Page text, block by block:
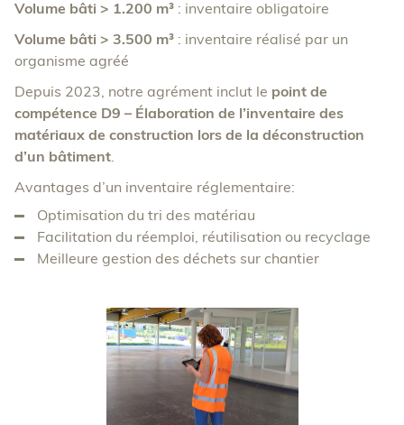
Volume bâti > 1.200 m³ : inventaire obligatoire
Volume bâti > 3.500 m³ : inventaire réalisé par un
organisme agréé
Depuis 2023, notre agrément inclut le point de
compétence D9 – Élaboration de l’inventaire des
matériaux de construction lors de la déconstruction
d’un bâtiment
Avantages d’un inventaire réglementaire:
Optimisation du tri des matériau
Facilitation du réemploi, réutilisation ou recyclage
Meilleure gestion des déchets sur chantier